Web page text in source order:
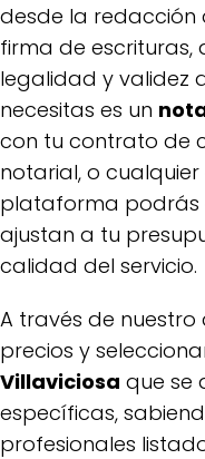
desde la redacción
firma de escrituras,
legalidad y validez
necesitas es un
con tu contrato de
notarial, o
plataforma podrás
ajustan a tu
calidad del servicio.
A través de
precios y
Villaviciosa que se
específicas,
profesionales